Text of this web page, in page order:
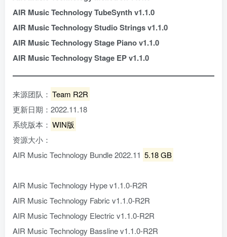
AIR Music Technology TubeSynth v1.1.0
AIR Music Technology Studio Strings v1.1.0
AIR Music Technology Stage Piano v1.1.0
AIR Music Technology Stage EP v1.1.0
来源团队： Team R2R
更新日期：2022.11.18
系统版本： WIN版
资源大小：
AIR Music Technology Bundle 2022.11 5.18 GB
AIR Music Technology Hype v1.1.0-R2R
AIR Music Technology Fabric v1.1.0-R2R
AIR Music Technology Electric v1.1.0-R2R
AIR Music Technology Bassline v1.1.0-R2R